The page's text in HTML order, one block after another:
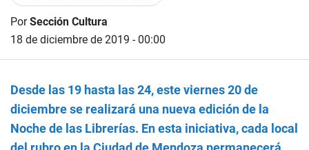
PorSección Cultura
18 de diciembre de 2019 - 00:00
Desde las 19 hasta las 24, este viernes 20 de
diciembre se realizará una nueva edición de la
Noche de las Librerías. En esta iniciativa, cada local